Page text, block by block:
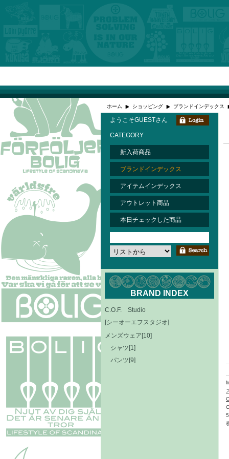
ホーム ショッピング ブランドインデックス
ようこそGUESTさん
CATEGORY
新入荷商品
ブランドインデックス
アイテムインデックス
アウトレット商品
本日チェックした商品
BRAND INDEX
C.O.F. Studio
[シーオーエフスタジオ]
メンズウェア[10]
シャツ[1]
パンツ[9]